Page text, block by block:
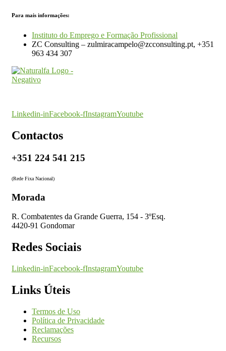
Para mais informações:
Instituto do Emprego e Formação Profissional
ZC Consulting – zulmiracampelo@zcconsulting.pt, +351
963 434 307
Linkedin-inFacebook-fInstagramYoutube
Contactos
+351 224 541 215
(Rede Fixa Nacional)
Morada
R. Combatentes da Grande Guerra, 154 - 3ºEsq.
4420-91 Gondomar
Redes Sociais
Linkedin-inFacebook-fInstagramYoutube
Links Úteis
Termos de Uso
Política de Privacidade
Reclamações
Recursos